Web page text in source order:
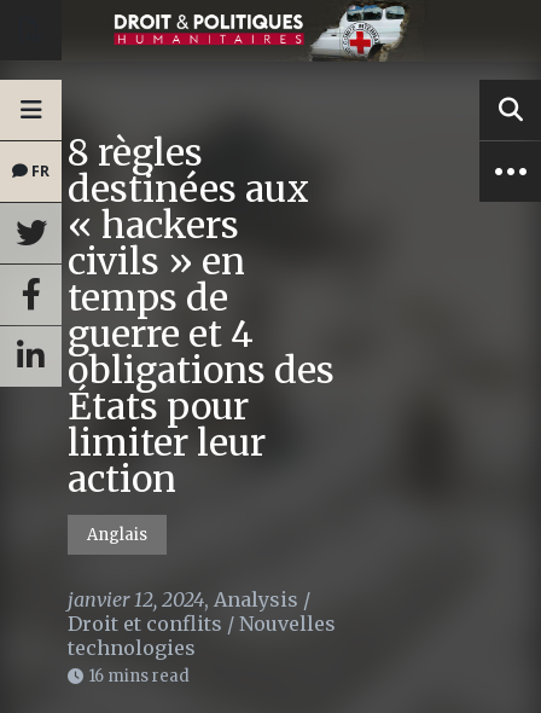
FR 8 règles
destinées aux
« hackers
civils » en
temps de
guerre et 4
obligations des
États pour
limiter leur
action
Anglais
janvier 12, 2024, Analysis /
Droit et conflits / Nouvelles
technologies
16 mins read